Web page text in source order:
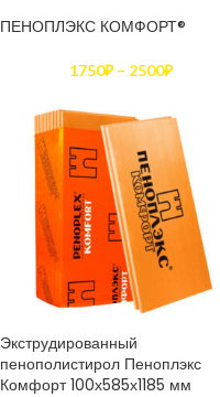
ПЕНОПЛЭКС КОМФОРТ®
1750₽ – 2500₽
Экструдированный
пенополистирол Пеноплэкс
Комфорт 100х585х1185 мм